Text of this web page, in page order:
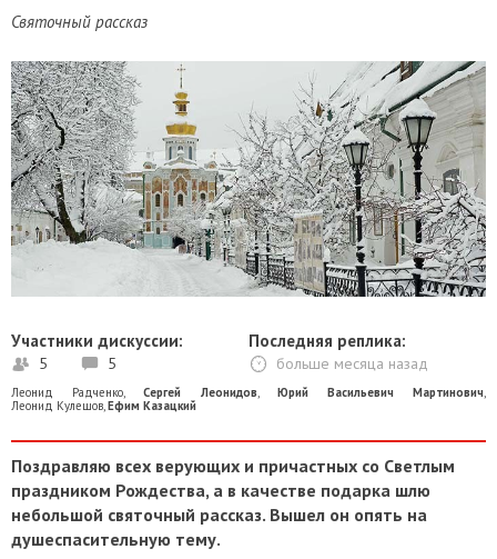
Святочный рассказ
Участники дискуссии:
5 5
Последняя реплика:
больше месяца назад
Леонид Радченко ,Сергей Леонидов Юрий Васильевич Мартинович
Леонид Кулешов Ефим Казацкий
Поздравляю всех верующих и причастных со Светлым
праздником Рождества, а в качестве подарка шлю
небольшой святочный рассказ. Вышел он опять на
душеспасительную тему.